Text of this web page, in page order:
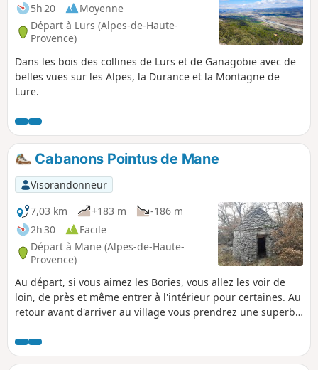
5h 20
Moyenne
Départ à Lurs (Alpes-de-Haute-
Provence)
Dans les bois des collines de Lurs et de Ganagobie avec de
belles vues sur les Alpes, la Durance et la Montagne de
Lure.
Cabanons Pointus de Mane
Visorandonneur
7,03 km
+183 m
-186 m
2h 30
Facile
Départ à Mane (Alpes-de-Haute-
Provence)
Au départ, si vous aimez les Bories, vous allez les voir de
loin, de près et même entrer à l'intérieur pour certaines. Au
retour avant d'arriver au village vous prendrez une superbe
6/12/2023 : Randonnée modifiée pour éviter des propriétés
privées.